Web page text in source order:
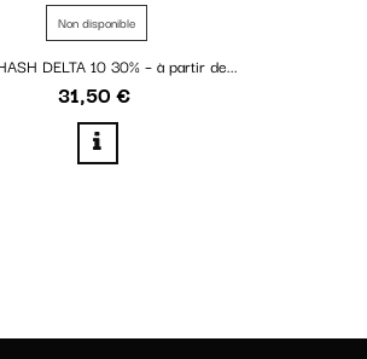
Non disponible
DELTA 10 30% – à partir de...
Prix
31,50 €